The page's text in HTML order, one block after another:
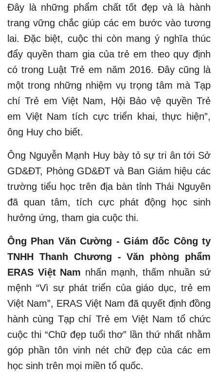
Đây là những phẩm chất tốt đẹp và là hành
trang vững chắc giúp các em bước vào tương
lai. Đặc biệt, cuộc thi còn mang ý nghĩa thúc
đẩy quyền tham gia của trẻ em theo quy định
có trong Luật Trẻ em năm 2016. Đây cũng là
một trong những nhiệm vụ trọng tâm mà Tạp
chí Trẻ em Việt Nam, Hội Bảo vệ quyền Trẻ
em Việt Nam tích cực triển khai, thực hiện”,
ông Huy cho biết.
Ông Nguyễn Mạnh Huy bày tỏ sự tri ân tới Sở
GD&ĐT, Phòng GD&ĐT và Ban Giám hiệu các
trường tiểu học trên địa bàn tỉnh Thái Nguyên
đã quan tâm, tích cực phát động học sinh
hưởng ứng, tham gia cuộc thi.
Ông Phan Văn Cường - Giám đốc Công ty
TNHH Thanh Chương - Văn phòng phẩm
ERAS Việt Nam nhấn mạnh, thấm nhuần sứ
mệnh “Vì sự phát triển của giáo dục, trẻ em
Việt Nam”, ERAS Việt Nam đã quyết định đồng
hành cùng Tạp chí Trẻ em Việt Nam tổ chức
cuộc thi “Chữ đẹp tuổi thơ” lần thứ nhất nhằm
góp phần tôn vinh nét chữ đẹp của các em
học sinh trên mọi miền tổ quốc.